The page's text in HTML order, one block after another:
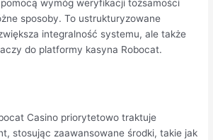
wymóg weryfikacji tożsamości
sposoby. To ustrukturyzowane
integralność systemu, ale także
do platformy kasyna Robocat.
Casino priorytetowo traktuje
stosując zaawansowane środki, takie jak